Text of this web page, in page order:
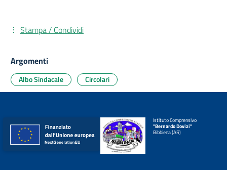
Stampa / Condividi
Argomenti
Albo Sindacale Circolari
Istituto Comprensivo
"Bernardo Dovizi"
Bibbiena (AR)